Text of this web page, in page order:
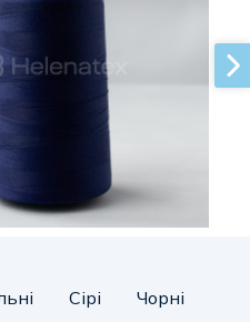
Сірі
Чорні